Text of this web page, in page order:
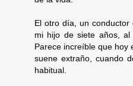
El otro día, un
mi hijo de siete años, al
Parece increíble que hoy
suene extraño, cuando
habitual.